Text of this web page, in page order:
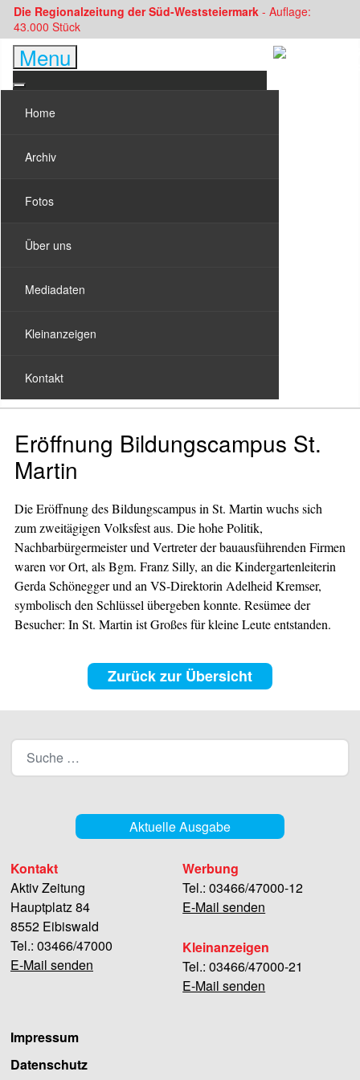
Die Regionalzeitung der Süd-Weststeiermark - Auflage:
43.000 Stück
Menu
Home
Archiv
Fotos
Über uns
Mediadaten
Kleinanzeigen
Kontakt
Eröffnung Bildungscampus St.
Martin
Die Eröffnung des Bildungscampus in St. Martin wuchs sich
zum zweitägigen Volksfest aus. Die hohe Politik,
Nachbarbürgermeister und Vertreter der bauausführenden Firmen
waren vor Ort, als Bgm. Franz Silly, an die Kindergartenleiterin
Gerda Schönegger und an VS-Direktorin Adelheid Kremser,
symbolisch den Schlüssel übergeben konnte. Resümee der
Besucher: In St. Martin ist Großes für kleine Leute entstanden.
Zurück zur Übersicht
Aktuelle Ausgabe
Kontakt
Aktiv Zeitung
Hauptplatz 84
8552 Eibiswald
Tel.: 03466/47000
E-Mail senden
Werbung
Tel.: 03466/47000-12
E-Mail senden
Kleinanzeigen
Tel.: 03466/47000-21
E-Mail senden
Impressum
Datenschutz